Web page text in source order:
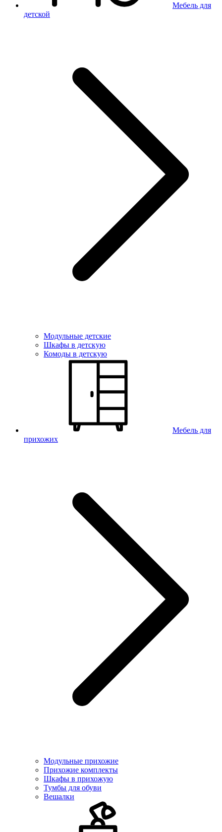
Мебель для
детской
Модульные детские
Шкафы в детскую
Комоды в детскую
Мебель для
прихожих
Модульные прихожие
Прихожие комплекты
Шкафы в прихожую
Тумбы для обуви
Вешалки